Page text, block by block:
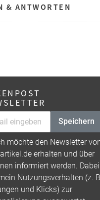
& ANTWORTEN
Speichern
möchte den Newsletter
erhalten und über
informiert werden. Dabei
Nutzungsverhalten (z.
und Klicks) zur